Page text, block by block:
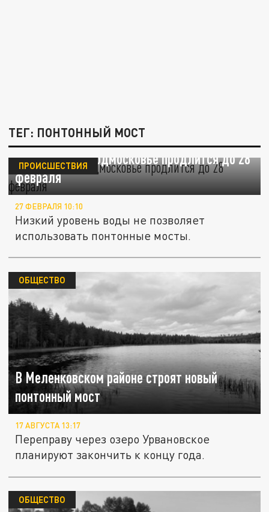
ТЕГ: ПОНТОННЫЙ МОСТ
Маловодье в Подмосковье продлится до 28
февраля
ПРОИСШЕСТВИЯ
27 ФЕВРАЛЯ 10:10
Низкий уровень воды не позволяет
использовать понтонные мосты.
В Меленковском районе строят новый
понтонный мост
ОБЩЕСТВО
17 АВГУСТА 13:17
Переправу через озеро Урвановское
планируют закончить к концу года.
ОБЩЕСТВО